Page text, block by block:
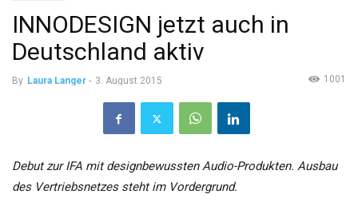
INNODESIGN jetzt auch in
Deutschland aktiv
By Laura Langer - 3. August 2015 1001
Debut zur IFA mit designbewussten Audio-Produkten. Ausbau
des Vertriebsnetzes steht im Vordergrund.